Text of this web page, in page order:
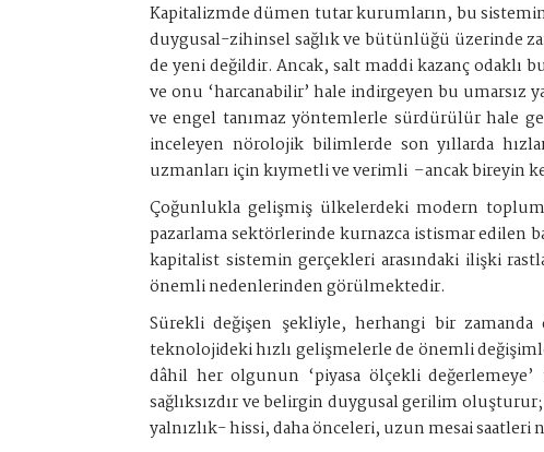
Kapitalizmde dümen tutar kurumların, bu
duygusal-zihinsel sağlık ve bütünlüğü üzerinde
de yeni değildir. Ancak, salt maddi kazanç odaklı
ve onu ‘harcanabilir’ hale indirgeyen bu umarsız
ve engel tanımaz yöntemlerle sürdürülür hale
inceleyen nörolojik bilimlerde son yıllarda
uzmanları için kıymetli ve verimli –ancak bireyin
Çoğunlukla gelişmiş ülkelerdeki modern
pazarlama sektörlerinde kurnazca istismar edilen
kapitalist sistemin gerçekleri arasındaki ilişki
önemli nedenlerinden görülmektedir.
Sürekli değişen şekliyle, herhangi bir
teknolojideki hızlı gelişmelerle de önemli
dâhil her olgunun ‘piyasa ölçekli
sağlıksızdır ve belirgin duygusal gerilim
yalnızlık- hissi, daha önceleri, uzun mesai saatleri